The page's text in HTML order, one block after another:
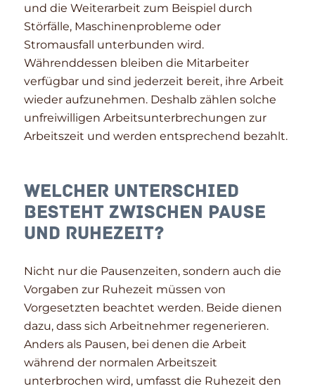
und die Weiterarbeit zum Beispiel durch
Störfälle, Maschinenprobleme oder
Stromausfall unterbunden wird.
Währenddessen bleiben die Mitarbeiter
verfügbar und sind jederzeit bereit, ihre Arbeit
wieder aufzunehmen. Deshalb zählen solche
unfreiwilligen Arbeitsunterbrechungen zur
Arbeitszeit und werden entsprechend bezahlt.
Welcher Unterschied
besteht zwischen Pause
und Ruhezeit?
Nicht nur die Pausenzeiten, sondern auch die
Vorgaben zur Ruhezeit müssen von
Vorgesetzten beachtet werden. Beide dienen
dazu, dass sich Arbeitnehmer regenerieren.
Anders als Pausen, bei denen die Arbeit
während der normalen Arbeitszeit
unterbrochen wird, umfasst die Ruhezeit den